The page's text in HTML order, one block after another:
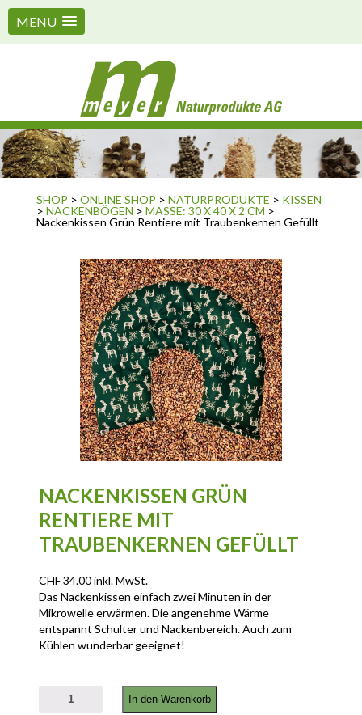
MENU
SHOP > ONLINE SHOP > NATURPRODUKTE > KISSEN
> NACKENBÖGEN > MASSE: 30 X 40 X 2 CM >
Nackenkissen Grün Rentiere mit Traubenkernen Gefüllt
NACKENKISSEN GRÜN
RENTIERE MIT
TRAUBENKERNEN GEFÜLLT
CHF34.00inkl. MwSt.
Das Nackenkissen einfach zwei Minuten in der
Mikrowelle erwärmen. Die angenehme Wärme
entspannt Schulter und Nackenbereich. Auch zum
Kühlen wunderbar geeignet!
Nackenkissen Grün Rentiere mit Traubenkernen Gefüllt Menge
In den Warenkorb